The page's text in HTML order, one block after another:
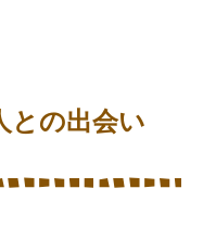
との出会い